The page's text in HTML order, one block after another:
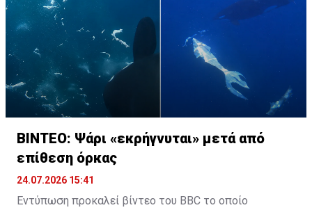
ΒΙΝΤΕΟ: Ψάρι «εκρήγνυται» μετά από
επίθεση όρκας
24.07.2026 15:41
Εντύπωση προκαλεί βίντεο του BBC το οποίο